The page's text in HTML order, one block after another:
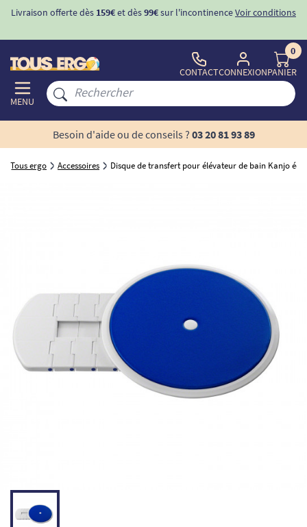
Livraison offerte dès 159€et dès99€sur l'incontinenceVoir conditions
MENU
CONTACTCONNEXION
0
PANIER
Besoin d'aide ou de conseils ? 03 20 81 93 89
Tous ergo Accessoires Disque de transfert pour élévateur de bain Kanjo éco